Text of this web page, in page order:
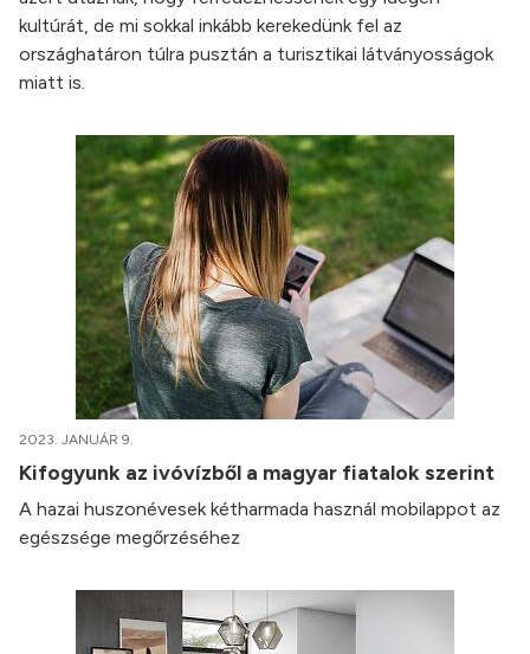
kultúrát, de mi sokkal inkább kerekedünk fel az
országhatáron túlra pusztán a turisztikai látványosságok
miatt is.
2023. JANUÁR 9.
Kifogyunk az ivóvízből a magyar fiatalok szerint
A hazai huszonévesek kétharmada használ mobilappot az
egészsége megőrzéséhez